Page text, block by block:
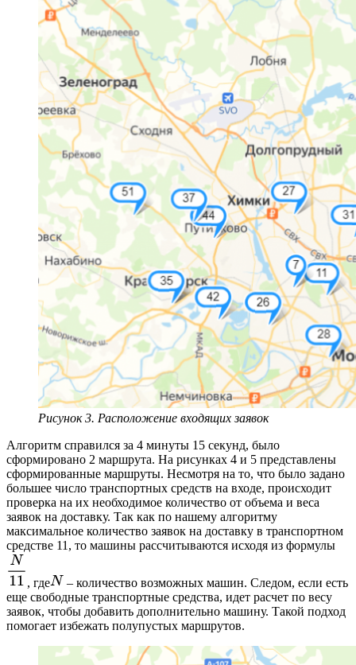
Рисунок 3. Расположение входящих заявок
Алгоритм справился за 4 минуты 15 секунд, было
сформировано 2 маршрута. На рисунках 4 и 5 представлены
сформированные маршруты. Несмотря на то, что было задано
большее число транспортных средств на входе, происходит
проверка на их необходимое количество от объема и веса
заявок на доставку. Так как по нашему алгоритму
максимальное количество заявок на доставку в транспортном
средстве 11, то машины рассчитываются исходя из формулы
, где
– количество возможных машин. Следом, если есть
еще свободные транспортные средства, идет расчет по весу
заявок, чтобы добавить дополнительно машину. Такой подход
помогает избежать полупустых маршрутов.